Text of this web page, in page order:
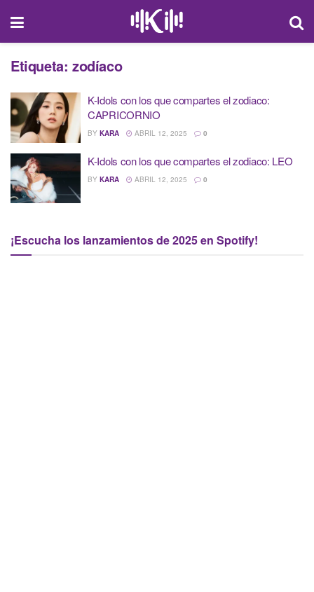
Etiqueta: zodíaco
K-Idols con los que compartes el zodiaco:
CAPRICORNIO
BY KARA ABRIL 12, 2025 0
K-Idols con los que compartes el zodiaco: LEO
BY KARA ABRIL 12, 2025 0
¡Escucha los lanzamientos de 2025 en Spotify!